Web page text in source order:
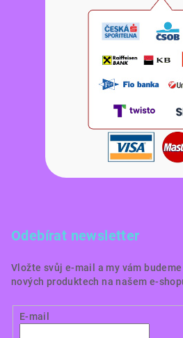
Odebírat newsletter
Vložte svůj e-mail a my vám
nových produktech na našem e-
E-mail